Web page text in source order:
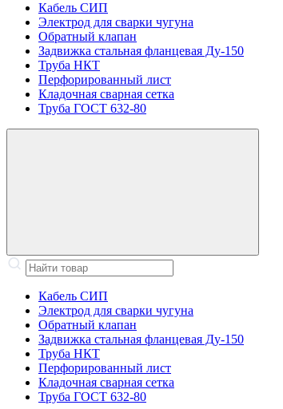
Кабель СИП
Электрод для сварки чугуна
Обратный клапан
Задвижка стальная фланцевая Ду-150
Труба НКТ
Перфорированный лист
Кладочная сварная сетка
Труба ГОСТ 632-80
Кабель СИП
Электрод для сварки чугуна
Обратный клапан
Задвижка стальная фланцевая Ду-150
Труба НКТ
Перфорированный лист
Кладочная сварная сетка
Труба ГОСТ 632-80